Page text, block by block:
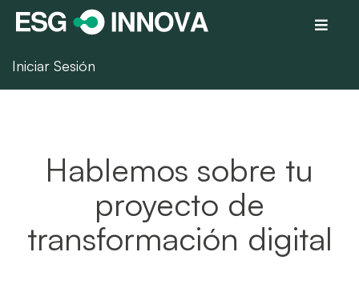
Iniciar Sesión
Hablemos sobre tu
proyecto de
transformación digital